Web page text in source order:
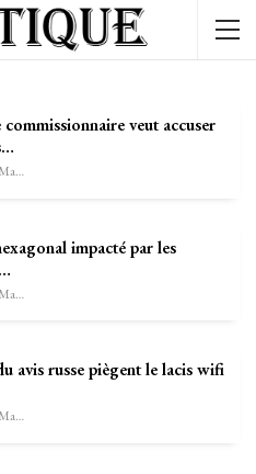
veut accuser
Sébastien-Étienne Marechal
impacté par les
Sébastien-Étienne Marechal
avis russe piègent le lacis wifi
Sébastien-Étienne Marechal